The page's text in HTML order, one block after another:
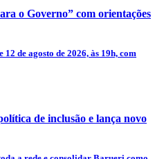
o Governo” com orientações
de agosto de 2026, às 19h, com
de inclusão e lança novo